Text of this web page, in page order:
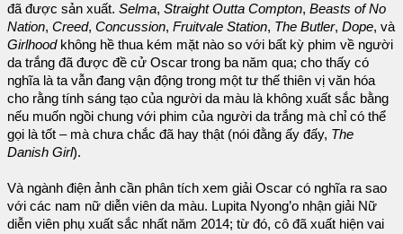
đã được sản xuất. Selma, Straight Outta Compton, Beasts of No
Nation, Creed, Concussion, Fruitvale Station, The Butler, Dope, và
Girlhoodkhông hề thua kém mặt nào so với bất kỳ phim về người
da trắng đã được đề cử Oscar trong ba năm qua; cho thấy có
nghĩa là ta vẫn đang vận động trong một tư thế thiên vị văn hóa
cho rằng tính sáng tạo của người da màu là không xuất sắc bằng
nếu muốn ngồi chung với phim của người da trắng mà chỉ có thể
gọi là tốt – mà chưa chắc đã hay thật (nói đằng ấy đấy, The
Danish Girl).
Và ngành điện ảnh cần phân tích xem giải Oscar có nghĩa ra sao
với các nam nữ diễn viên da màu. Lupita Nyong’o nhận giải Nữ
diễn viên phụ xuất sắc nhất năm 2014; từ đó, cô đã xuất hiện vai